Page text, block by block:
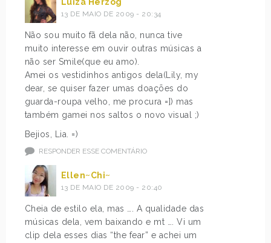
13 DE MAIO DE 2009 - 20:34
Não sou muito fã dela não, nunca tive
muito interesse em ouvir outras músicas a
não ser Smile(que eu amo).
Amei os vestidinhos antigos dela(Lily, my
dear, se quiser fazer umas doações do
guarda-roupa velho, me procura =]) mas
também gamei nos saltos o novo visual ;)
Bejios, Lia. =)
RESPONDER ESSE COMENTÁRIO
Ellen~Chi~
13 DE MAIO DE 2009 - 20:40
Cheia de estilo ela, mas …. A qualidade das
músicas dela, vem baixando e mt …. Vi um
clip dela esses dias “the fear” e achei um